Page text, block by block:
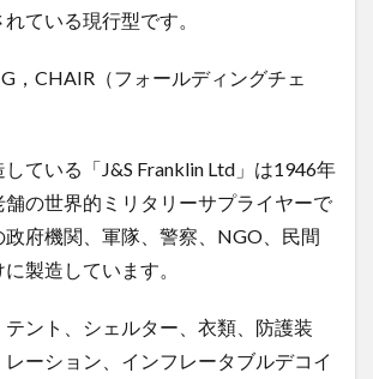
ている現行型です。
，CHAIR（フォールディングチェ
ている「J&S Franklin Ltd」は1946年
舗の世界的ミリタリーサプライヤーで
政府機関、軍隊、警察、NGO、民間
製造しています。
ント、シェルター、衣類、防護装
ーション、インフレータブルデコイ